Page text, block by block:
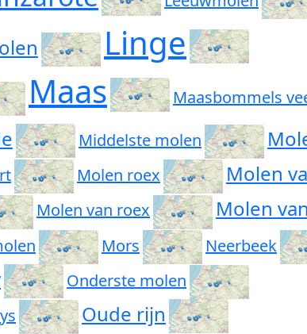
Linge
Maas Maasbommels
Middelste molen
Molen roex
Molen
Molen van roex
Molen van
Mors
Neerbeek
Onderste molen
Oude rijn